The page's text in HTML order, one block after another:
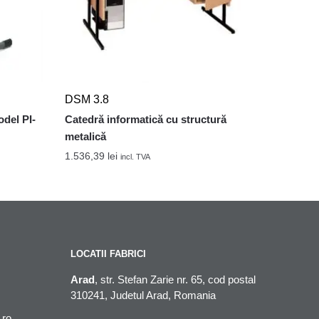
PI-
DSM 3.8
Catedră informatică cu structură
metalică
1.536,39 lei incl. TVA
LOCATII FABRICI
Arad, str. Stefan Zarie nr. 65, cod postal
310241, Judetul Arad, Romania